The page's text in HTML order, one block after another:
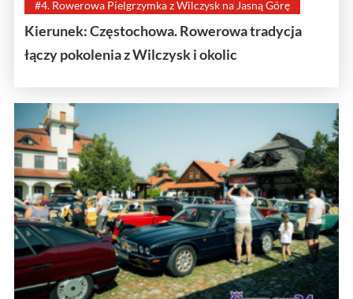
#4. Rowerowa Pielgrzymka z Wilczysk na Jasną Górę
Kierunek: Częstochowa. Rowerowa tradycja
łączy pokolenia z Wilczysk i okolic